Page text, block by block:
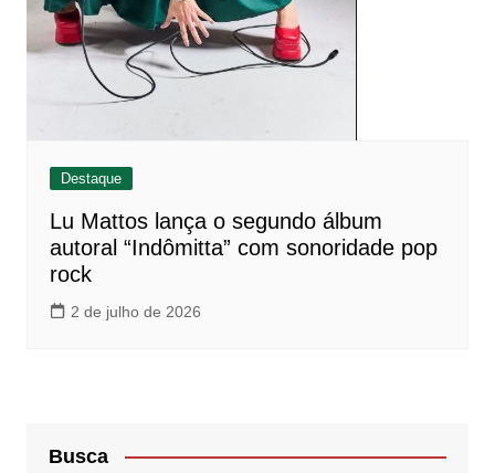
Destaque
Lu Mattos lança o segundo álbum
autoral “Indômitta” com sonoridade pop
rock
2 de julho de 2026
Busca